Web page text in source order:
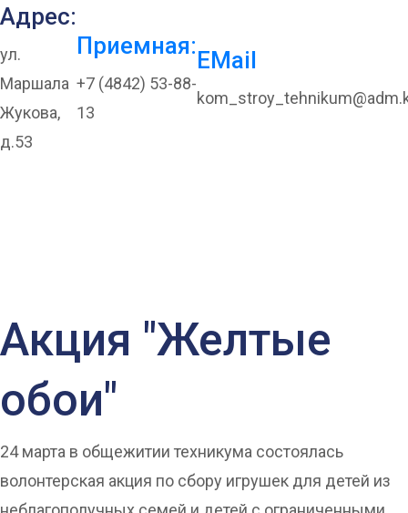
Адрес:
ул.
Маршала
Жукова,
д.53
Приемная:
+7 (4842) 53-88-
13
EMail
Акция "Желтые
обои"
24 марта в общежитии техникума состоялась
волонтерская акция по сбору игрушек для детей из